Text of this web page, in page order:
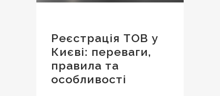
Реєстрація ТОВ у
Києві: переваги,
правила та
особливості